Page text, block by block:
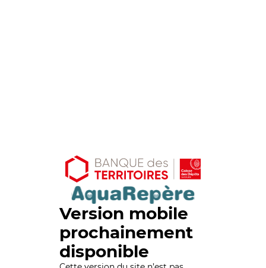
Version mobile
prochainement
disponible